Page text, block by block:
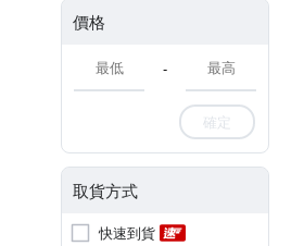
價格
-
確定
取貨方式
快速到貨